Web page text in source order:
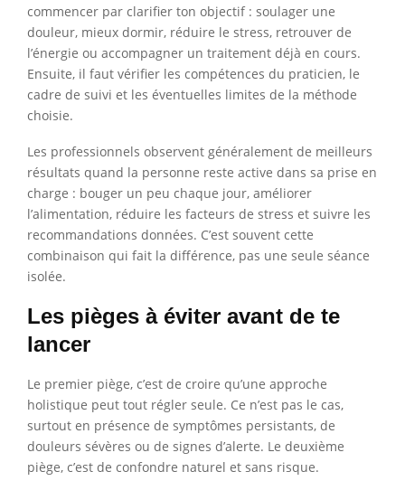
commencer par clarifier ton objectif : soulager une
douleur, mieux dormir, réduire le stress, retrouver de
l’énergie ou accompagner un traitement déjà en cours.
Ensuite, il faut vérifier les compétences du praticien, le
cadre de suivi et les éventuelles limites de la méthode
choisie.
Les professionnels observent généralement de meilleurs
résultats quand la personne reste active dans sa prise en
charge : bouger un peu chaque jour, améliorer
l’alimentation, réduire les facteurs de stress et suivre les
recommandations données. C’est souvent cette
combinaison qui fait la différence, pas une seule séance
isolée.
Les pièges à éviter avant de te
lancer
Le premier piège, c’est de croire qu’une approche
holistique peut tout régler seule. Ce n’est pas le cas,
surtout en présence de symptômes persistants, de
douleurs sévères ou de signes d’alerte. Le deuxième
piège, c’est de confondre naturel et sans risque.